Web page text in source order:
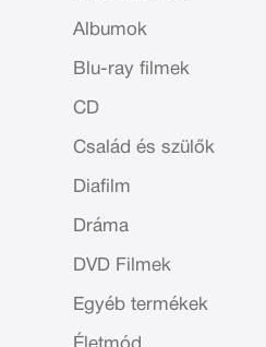
Albumok
Blu-ray filmek
CD
Család és szülők
Diafilm
Dráma
DVD Filmek
Egyéb termékek